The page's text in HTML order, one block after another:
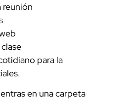
reunión
para la
en una carpeta